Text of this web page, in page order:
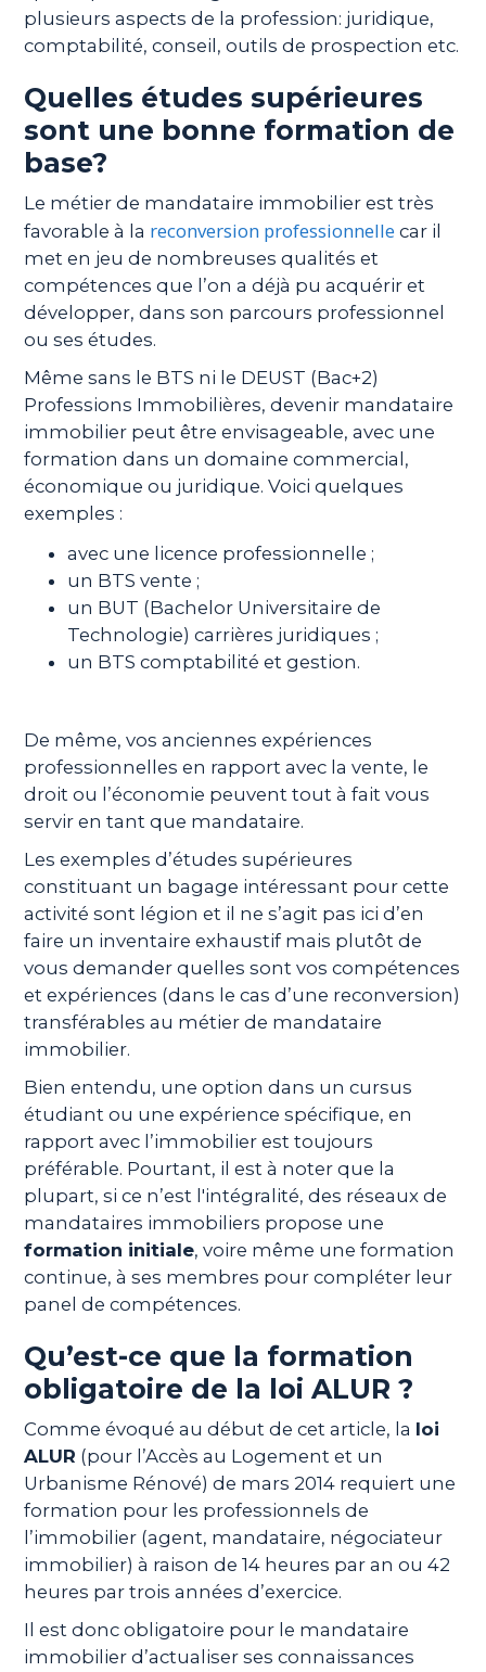
plusieurs aspects de la profession: juridique,
comptabilité, conseil, outils de prospection etc.
Quelles études supérieures
sont une bonne formation de
base?
Le métier de mandataire immobilier est très
favorable à la reconversion professionnelle car il
met en jeu de nombreuses qualités et
compétences que l’on a déjà pu acquérir et
développer, dans son parcours professionnel
ou ses études.
Même sans le BTS ni le DEUST (Bac+2)
Professions Immobilières, devenir mandataire
immobilier peut être envisageable, avec une
formation dans un domaine commercial,
économique ou juridique. Voici quelques
exemples :
avec une licence professionnelle ;
un BTS vente ;
un BUT (Bachelor Universitaire de
Technologie) carrières juridiques ;
un BTS comptabilité et gestion.
De même, vos anciennes expériences
professionnelles en rapport avec la vente, le
droit ou l’économie peuvent tout à fait vous
servir en tant que mandataire.
Les exemples d’études supérieures
constituant un bagage intéressant pour cette
activité sont légion et il ne s’agit pas ici d’en
faire un inventaire exhaustif mais plutôt de
vous demander quelles sont vos compétences
et expériences (dans le cas d’une reconversion)
transférables au métier de mandataire
immobilier.
Bien entendu, une option dans un cursus
étudiant ou une expérience spécifique, en
rapport avec l’immobilier est toujours
préférable. Pourtant, il est à noter que la
plupart, si ce n’est l'intégralité, des réseaux de
mandataires immobiliers propose une
formation initiale, voire même une formation
continue, à ses membres pour compléter leur
panel de compétences.
Qu’est-ce que la formation
obligatoire de la loi ALUR ?
Comme évoqué au début de cet article, la loi
ALUR (pour l’Accès au Logement et un
Urbanisme Rénové) de mars 2014 requiert une
formation pour les professionnels de
l’immobilier (agent, mandataire, négociateur
immobilier) à raison de 14 heures par an ou 42
heures par trois années d’exercice.
Il est donc obligatoire pour le mandataire
immobilier d’actualiser ses connaissances